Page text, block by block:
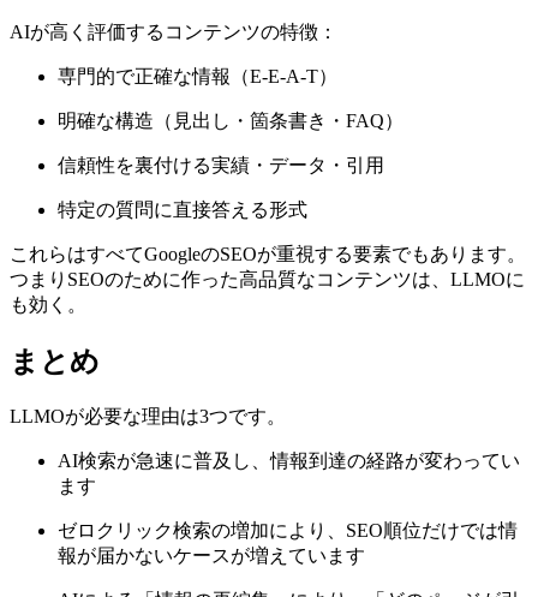
AIが高く評価するコンテンツの特徴：
専門的で正確な情報（E-E-A-T）
明確な構造（見出し・箇条書き・FAQ）
信頼性を裏付ける実績・データ・引用
特定の質問に直接答える形式
これらはすべてGoogleのSEOが重視する要素でもあります。
つまりSEOのために作った高品質なコンテンツは、LLMOに
も効く。
まとめ
LLMOが必要な理由は3つです。
AI検索が急速に普及し、情報到達の経路が変わってい
ます
ゼロクリック検索の増加により、SEO順位だけでは情
報が届かないケースが増えています